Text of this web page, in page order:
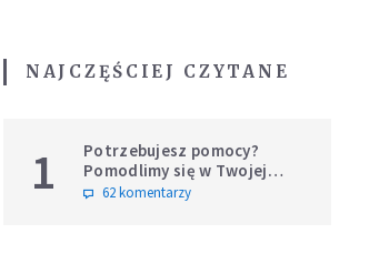
NAJCZĘŚCIEJ CZYTANE
1
Potrzebujesz pomocy?
Pomodlimy się w Twojej
intencji
62 komentarzy